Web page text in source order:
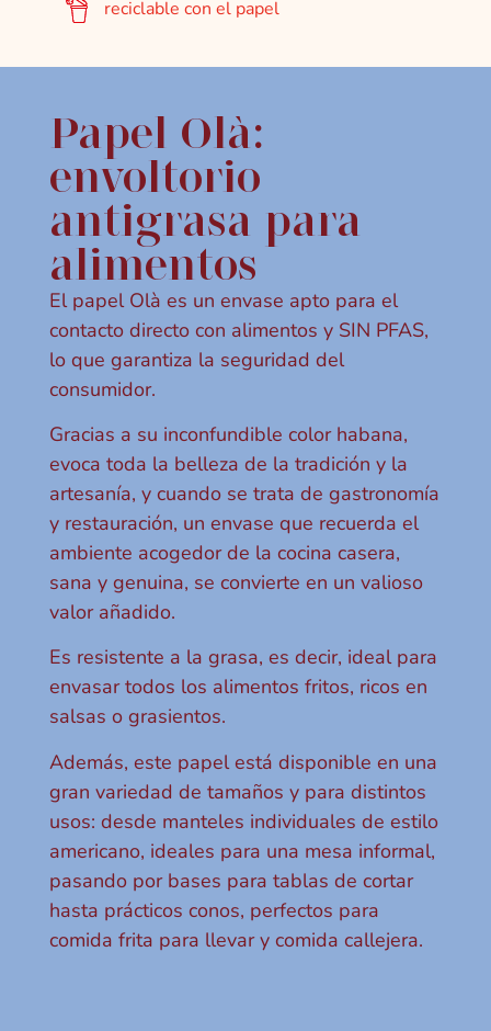
reciclable con el papel
Papel Olà:
envoltorio
antigrasa para
alimentos
El papel Olà es un envase apto para el
contacto directo con alimentos y SIN PFAS,
lo que garantiza la seguridad del
consumidor.
Gracias a su inconfundible color habana,
evoca toda la belleza de la tradición y la
artesanía, y cuando se trata de gastronomía
y restauración, un envase que recuerda el
ambiente acogedor de la cocina casera,
sana y genuina, se convierte en un valioso
valor añadido.
Es resistente a la grasa, es decir, ideal para
envasar todos los alimentos fritos, ricos en
salsas o grasientos.
Además, este papel está disponible en una
gran variedad de tamaños y para distintos
usos: desde manteles individuales de estilo
americano, ideales para una mesa informal,
pasando por bases para tablas de cortar
hasta prácticos conos, perfectos para
comida frita para llevar y comida callejera.